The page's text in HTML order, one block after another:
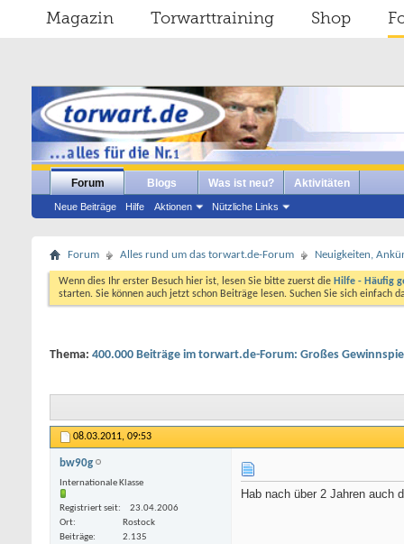
Magazin Torwarttraining Shop
Forum
Neue Beiträge Hilfe Aktionen Nützliche Links
Blogs Was ist neu? Aktivitäten
Forum Alles rund um das torwart.de-Forum Neuigkeiten,
Wenn dies Ihr erster Besuch hier ist, lesen Sie bitte zuerst die Hilfe - Häufig
starten. Sie können auch jetzt schon Beiträge lesen. Suchen Sie sich einfach
Thema: 400.000 Beiträge im torwart.de-Forum: Großes
08.03.2011, 09:53
bw90g
Internationale Klasse
Registriert seit
23.04.2006
Ort
Rostock
Beiträge
2.135
Hab nach über 2 Jahren auch